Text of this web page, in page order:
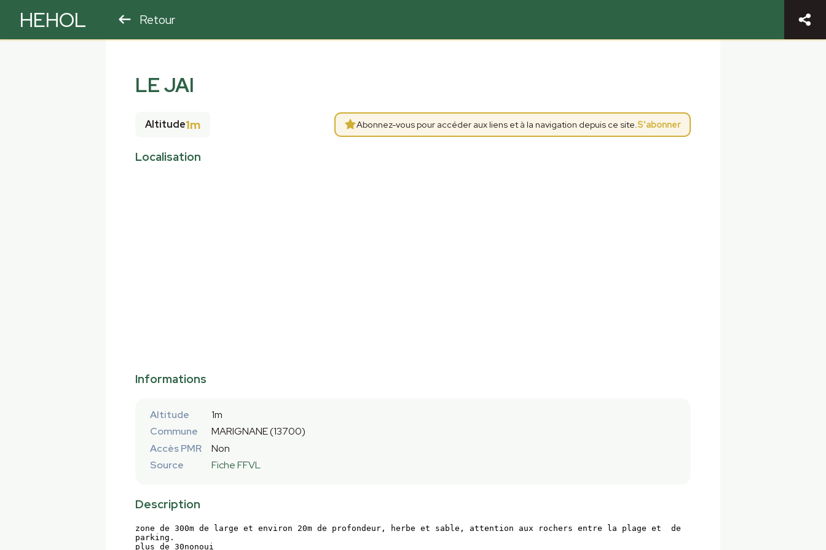
HEHOL Retour
LE JAI
Altitude1m Abonnez-vous pour accéder aux liens et à la navigation depuis ce site.S'abonner
Localisation
Informations
Altitude
1m
Commune
MARIGNANE (13700)
Accès PMR
Non
Source
Fiche FFVL
Description
zone de 300m de large et environ 20m de profondeur, herbe et sable, attention aux rochers entre la plage et  de
parking.
plus de 30nonoui